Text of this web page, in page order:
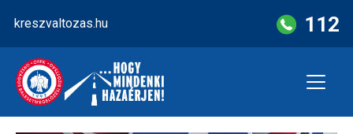
content
kreszvaltozas.hu 112